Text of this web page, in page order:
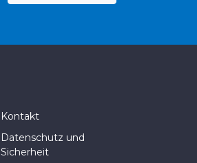
Kontakt
Datenschutz und
Sicherheit